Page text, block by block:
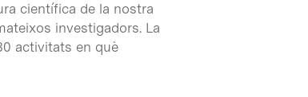
científica de la nostra
investigadors. La
activitats en què